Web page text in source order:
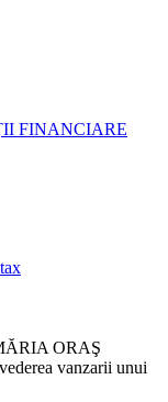
FINANCIARE
ORAŞ
vanzarii unui